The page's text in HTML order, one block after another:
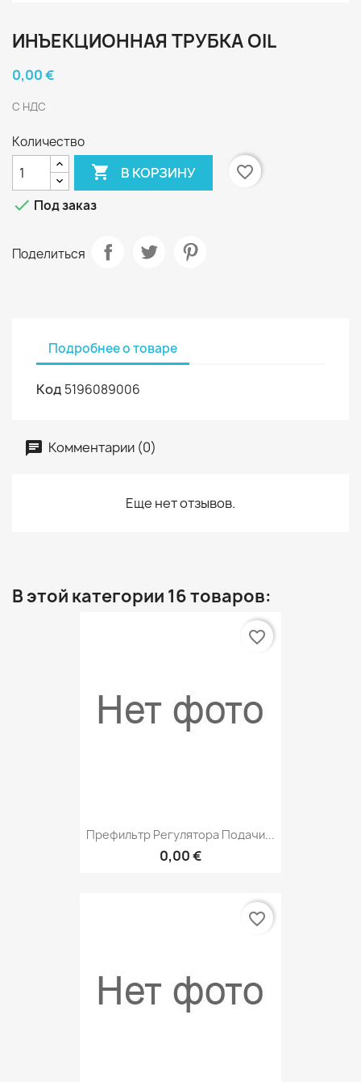
ИНЪЕКЦИОННАЯ ТРУБКА OIL
0,00 €
С НДС
Количество
 В КОРЗИНУ
favorite_border
 Под заказ
Поделиться
Подробнее о товаре
Код 5196089006
Комментарии (0)
Еще нет отзывов.
В этой категории 16 товаров:
Префильтр Регулятора Подачи...
0,00 €
favorite_border
favorite_border